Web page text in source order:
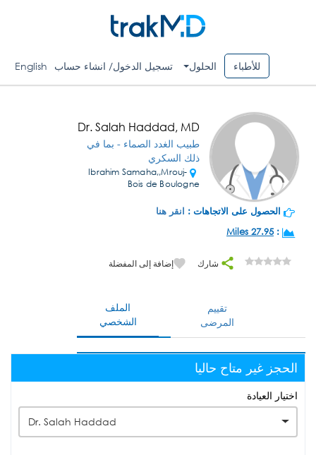
للأطباء الحلول تسجيل الدخول/ انشاء حساب English
Dr. Salah Haddad, MD
طبيب الغدد الصماء - بما في
ذلك السكري
Ibrahim Samaha,,Mrouj-
Bois de Boulogne
الحصول على الاتجاهات : انقر هنا
:
27.95 Miles
شارك إضافة إلى المفضلة
الملف
الشخصي
تقييم
المرضى
الحجز غير متاح حاليا
اختيار العيادة
Dr. Salah Haddad